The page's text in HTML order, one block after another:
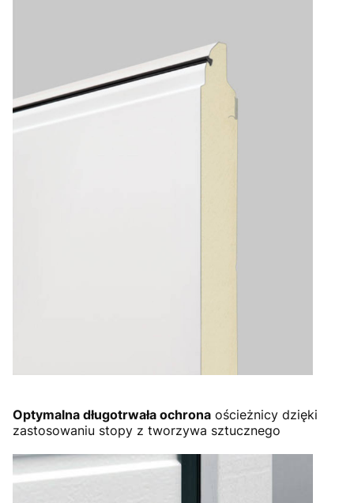
Optymalna długotrwała ochrona ościeżnicy dzięki
zastosowaniu stopy z tworzywa sztucznego